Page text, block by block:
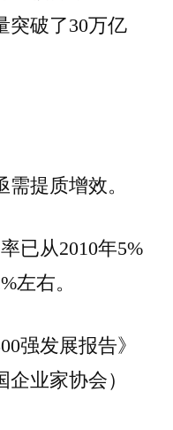
突破了30万亿
提质增效。
已从2010年5%
左右。
强发展报告》
企业家协会）